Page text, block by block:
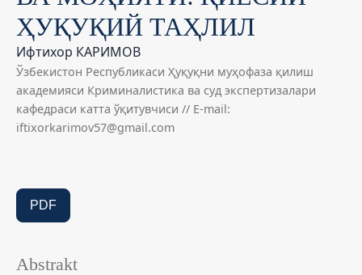
ҲУҚУҚИЙ ТАҲЛИЛ
Ифтихор КАРИМОВ
Ўзбекистон Республикаси Ҳуқуқни муҳофаза қилиш
академияси Криминалистика ва суд экспертизалари
кафедраси катта ўқитувчиси // E-mail:
iftixorkarimov57@gmail.com
PDF
Abstrakt